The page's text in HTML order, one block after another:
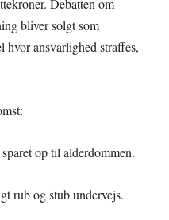
Debatten om
bliver solgt som
hvor ansvarlighed straffes,
op til alderdommen.
rub og stub undervejs.